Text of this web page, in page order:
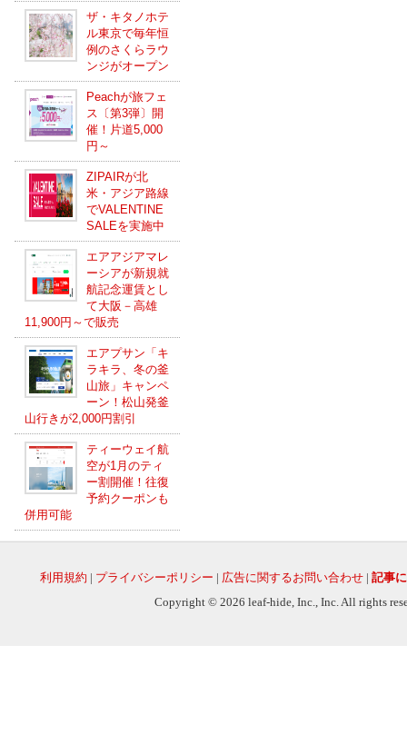
ザ・キタノホテ
ル東京で毎年恒
例のさくらラウ
ンジがオープン
Peachが旅フェ
ス〔第3弾〕開
催！片道5,000
円～
ZIPAIRが北
米・アジア路線
でVALENTINE
SALEを実施中
エアアジアマレ
ーシアが新規就
航記念運賃とし
て大阪－高雄
11,900円～で販売
エアプサン「キ
ラキラ、冬の釜
山旅」キャンペ
ーン！松山発釜
山行きが2,000円割引
ティーウェイ航
空が1月のティ
ー割開催！往復
予約クーポンも
併用可能
利用規約 | プライバシーポリシー | 広告に関するお問い合わせ | 記事
Copyright © 2026 leaf-hide, Inc., Inc. All rights